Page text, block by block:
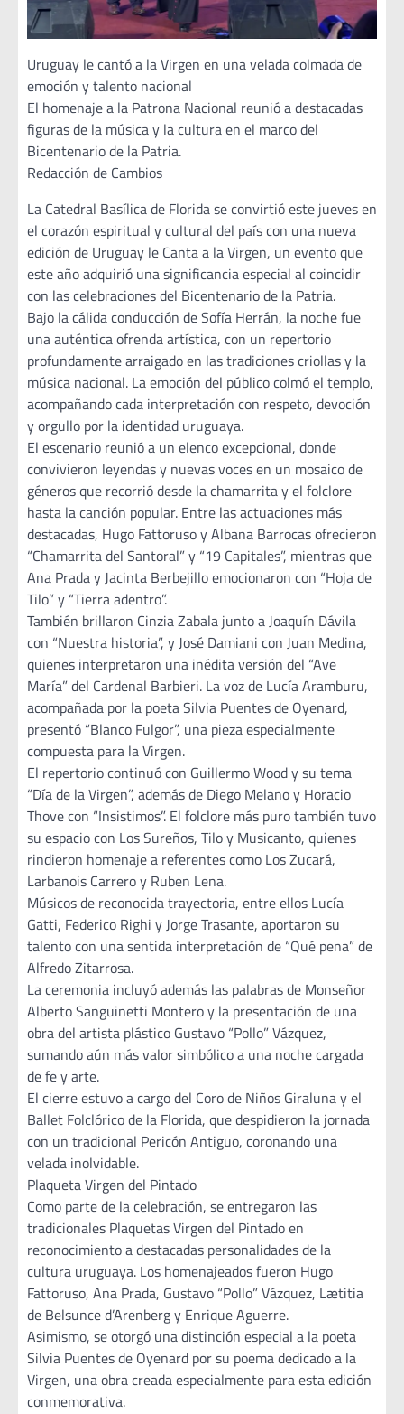
Uruguay le cantó a la Virgen en una velada colmada de
emoción y talento nacional
El homenaje a la Patrona Nacional reunió a destacadas
figuras de la música y la cultura en el marco del
Bicentenario de la Patria.
Redacción de Cambios
La Catedral Basílica de Florida se convirtió este jueves en
el corazón espiritual y cultural del país con una nueva
edición de Uruguay le Canta a la Virgen, un evento que
este año adquirió una significancia especial al coincidir
con las celebraciones del Bicentenario de la Patria.
Bajo la cálida conducción de Sofía Herrán, la noche fue
una auténtica ofrenda artística, con un repertorio
profundamente arraigado en las tradiciones criollas y la
música nacional. La emoción del público colmó el templo,
acompañando cada interpretación con respeto, devoción
y orgullo por la identidad uruguaya.
El escenario reunió a un elenco excepcional, donde
convivieron leyendas y nuevas voces en un mosaico de
géneros que recorrió desde la chamarrita y el folclore
hasta la canción popular. Entre las actuaciones más
destacadas, Hugo Fattoruso y Albana Barrocas ofrecieron
“Chamarrita del Santoral” y “19 Capitales”, mientras que
Ana Prada y Jacinta Berbejillo emocionaron con “Hoja de
Tilo” y “Tierra adentro”.
También brillaron Cinzia Zabala junto a Joaquín Dávila
con “Nuestra historia”, y José Damiani con Juan Medina,
quienes interpretaron una inédita versión del “Ave
María” del Cardenal Barbieri. La voz de Lucía Aramburu,
acompañada por la poeta Silvia Puentes de Oyenard,
presentó “Blanco Fulgor”, una pieza especialmente
compuesta para la Virgen.
El repertorio continuó con Guillermo Wood y su tema
“Día de la Virgen”, además de Diego Melano y Horacio
Thove con “Insistimos”. El folclore más puro también tuvo
su espacio con Los Sureños, Tilo y Musicanto, quienes
rindieron homenaje a referentes como Los Zucará,
Larbanois Carrero y Ruben Lena.
Músicos de reconocida trayectoria, entre ellos Lucía
Gatti, Federico Righi y Jorge Trasante, aportaron su
talento con una sentida interpretación de “Qué pena” de
Alfredo Zitarrosa.
La ceremonia incluyó además las palabras de Monseñor
Alberto Sanguinetti Montero y la presentación de una
obra del artista plástico Gustavo “Pollo” Vázquez,
sumando aún más valor simbólico a una noche cargada
de fe y arte.
El cierre estuvo a cargo del Coro de Niños Giraluna y el
Ballet Folclórico de la Florida, que despidieron la jornada
con un tradicional Pericón Antiguo, coronando una
velada inolvidable.
Plaqueta Virgen del Pintado
Como parte de la celebración, se entregaron las
tradicionales Plaquetas Virgen del Pintado en
reconocimiento a destacadas personalidades de la
cultura uruguaya. Los homenajeados fueron Hugo
Fattoruso, Ana Prada, Gustavo “Pollo” Vázquez, Lætitia
de Belsunce d’Arenberg y Enrique Aguerre.
Asimismo, se otorgó una distinción especial a la poeta
Silvia Puentes de Oyenard por su poema dedicado a la
Virgen, una obra creada especialmente para esta edición
conmemorativa.